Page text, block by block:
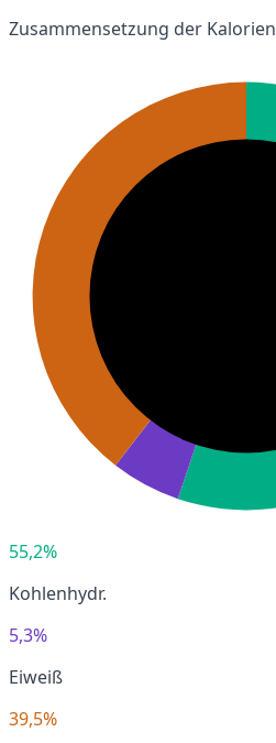
Zusammensetzung der Kalorien
55,2%
Kohlenhydr.
5,3%
Eiweiß
39,5%